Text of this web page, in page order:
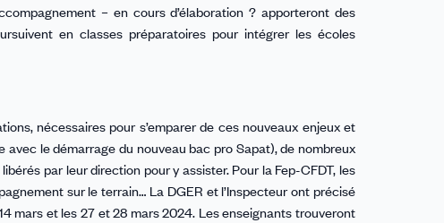
– en cours d’élaboration ? apporteront des
en classes préparatoires pour intégrer les écoles
nécessaires pour s’emparer de ces nouveaux enjeux et
le démarrage du nouveau bac pro Sapat), de nombreux
par leur direction pour y assister. Pour la Fep-CFDT, les
sur le terrain… La DGER et l’Inspecteur ont précisé
mars et les 27 et 28 mars 2024. Les enseignants trouveront